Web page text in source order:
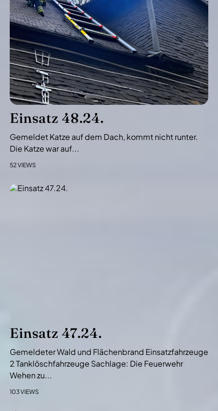
-
N
v
i
g
a
t
i
n
Einsatz 48.24.
Gemeldet Katze auf dem Dach, kommt nicht runter.
Die Katze war auf...
52 VIEWS
Einsatz 47.24.
Gemeldeter Wald und Flächenbrand Einsatzfahrzeuge
2 Tanklöschfahrzeuge Sachlage: Die Feuerwehr
Wehen zu...
103 VIEWS